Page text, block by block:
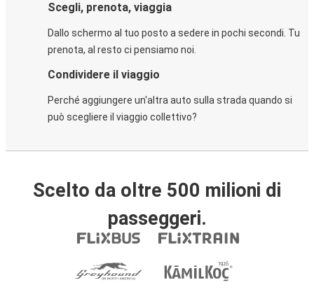
Scegli, prenota, viaggia
Dallo schermo al tuo posto a sedere in pochi secondi. Tu
prenota, al resto ci pensiamo noi.
Condividere il viaggio
Perché aggiungere un'altra auto sulla strada quando si
può scegliere il viaggio collettivo?
Scelto da oltre 500 milioni di
passeggeri.